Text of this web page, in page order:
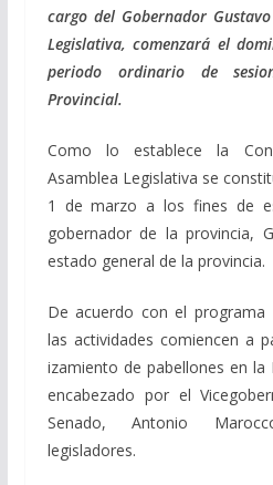
cargo del Gobernador
Legislativa, comenzará el
periodo ordinario de
Provincial.
Como lo establece la
Asamblea Legislativa se
1 de marzo a los fines de
gobernador de la provincia,
estado general de la provincia.
De acuerdo con el programa
las actividades comiencen a
izamiento de pabellones en la
encabezado por el
Senado, Antonio
legisladores.